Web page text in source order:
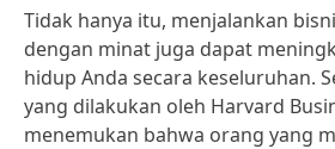
Tidak hanya itu, menjalankan
dengan minat juga dapat
hidup Anda secara keseluruhan.
yang dilakukan oleh Harvard
menemukan bahwa orang yang